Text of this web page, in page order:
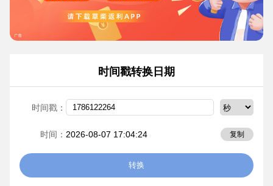
时间戳转换日期
时间戳：
时间： 2026-08-07 17:04:24 复制
转换